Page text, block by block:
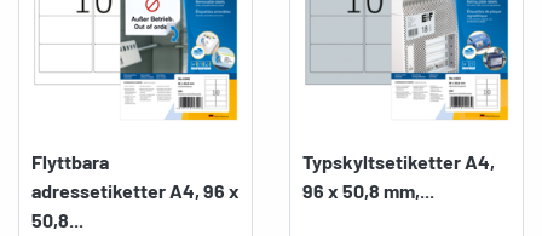
Flyttbara
adressetiketter A4, 96 x
50,8...
Typskyltsetiketter A4,
96 x 50,8 mm,...